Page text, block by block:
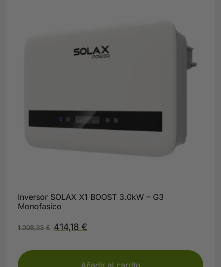
Inversor SOLAX X1 BOOST 3.0kW – G3
Monofasico
1.008,33€ 414,18 €